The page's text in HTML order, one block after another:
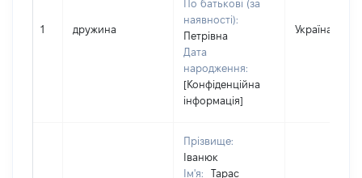
1 дружина
По батькові (за
наявності):
Петрівна
Дата
народження:
[Конфіденційна
інформація]
Україна
Прізвище:
Іванюк
Ім'я:
Тарас